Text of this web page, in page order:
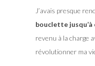
J’avais presque
bouclette jusqu’à
revenu à la charge
révolutionner ma